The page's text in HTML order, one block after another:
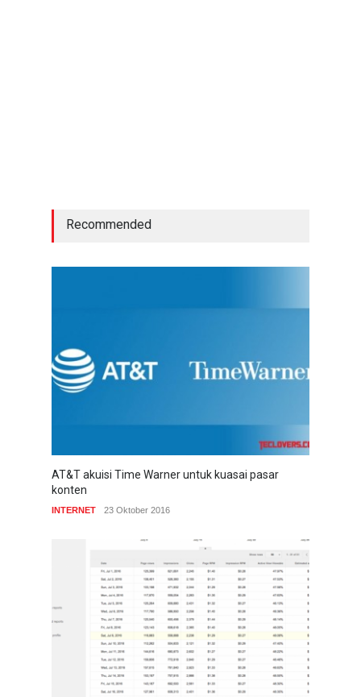
Recommended
AT&T akuisi Time Warner untuk kuasai pasar
konten
INTERNET 23 Oktober 2016